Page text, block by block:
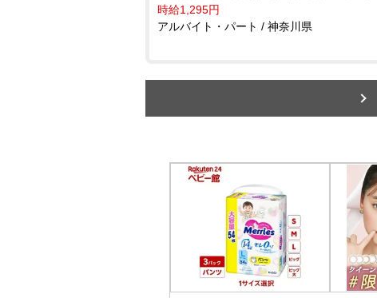
時給1,295円
アルバイト・パート / 神奈川県